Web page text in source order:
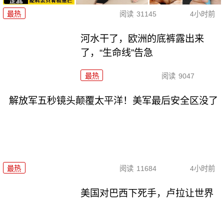
最热 阅读 31145 4小时前
河水干了，欧洲的底裤露出来
了，“生命线”告急
最热 阅读 9047
解放军五秒镜头颠覆太平洋！美军最后安全区没了
最热 阅读 11684 4小时前
美国对巴西下死手，卢拉让世界